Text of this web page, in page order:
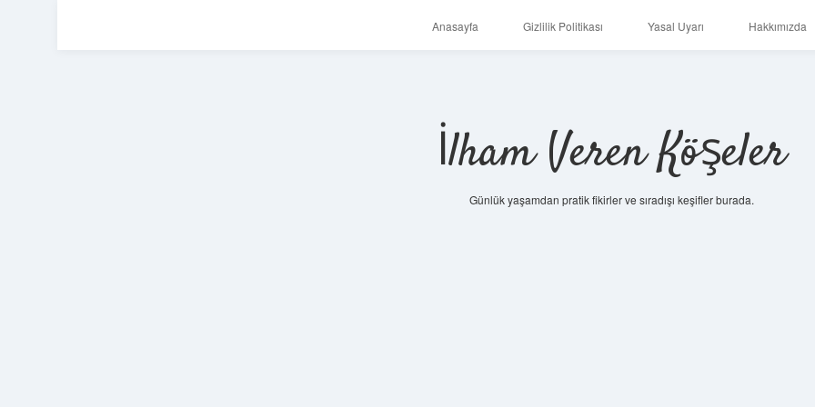
Anasayfa Gizlilik Politikası Yasal Uyarı Hakkımızda
İlham Veren Köşeler
Günlük yaşamdan pratik fikirler ve sıradışı keşifler burada.